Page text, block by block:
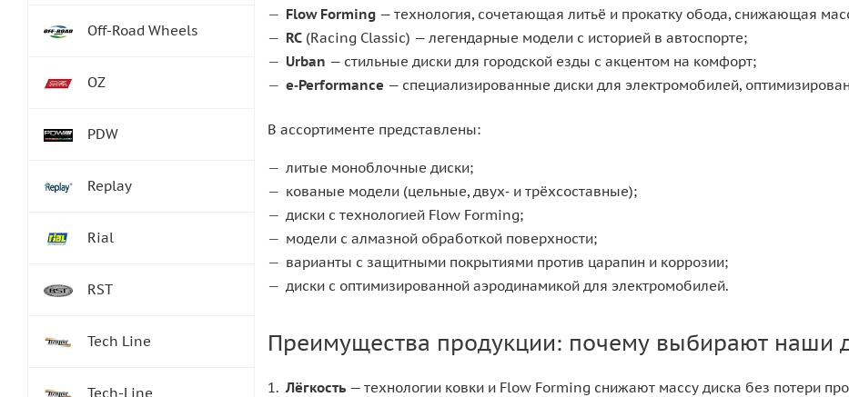
Flow Forming — технология, сочетающая литьё и прокатку обода, снижающая
RC (Racing Classic) — легендарные модели с историей в автоспорте;
Urban — стильные диски для городской езды с акцентом на комфорт;
e‑Performance — специализированные диски для электромобилей,
В ассортименте представлены:
литые моноблочные диски;
кованые модели (цельные, двух‑ и трёхсоставные);
диски с технологией Flow Forming;
модели с алмазной обработкой поверхности;
варианты с защитными покрытиями против царапин и коррозии;
диски с оптимизированной аэродинамикой для электромобилей.
Преимущества продукции: почему выбирают наши
Лёгкость — технологии ковки и Flow Forming снижают массу диска без потери
Off-Road Wheels
OZ
PDW
Replay
Rial
RST
Tech Line
Tech-Line